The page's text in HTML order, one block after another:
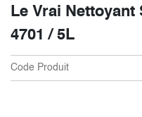
Le Vrai Nettoyant
4701 / 5L
Code Produit